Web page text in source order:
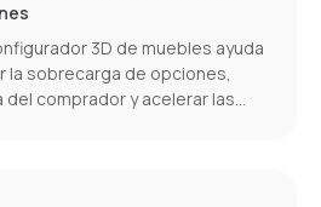
3D de muebles ayuda
la sobrecarga de opciones,
del comprador y acelerar las